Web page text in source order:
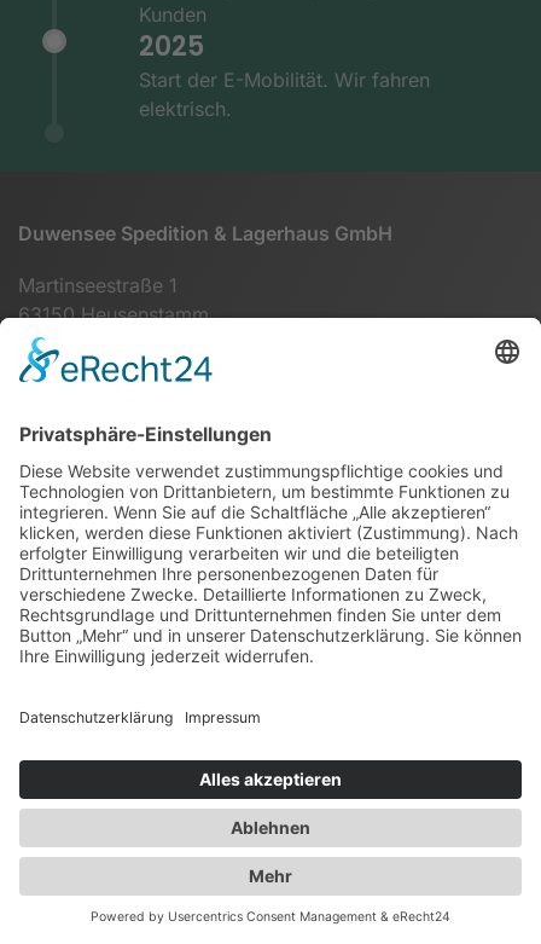
Kunden
2025
Start der E-Mobilität. Wir fahren
elektrisch.
Duwensee Spedition & Lagerhaus GmbH
Martinseestraße 1
63150 Heusenstamm
+49 (0) 6104 64860 - 00
Spezialisten für:
Fernverkehr Transport Europa
Nahverkehr Transport Rhein-Main
UK-Transporte
Lagerlogistik
Weiteres:
Datenschutzerklärung
Duwensee auf Facebook